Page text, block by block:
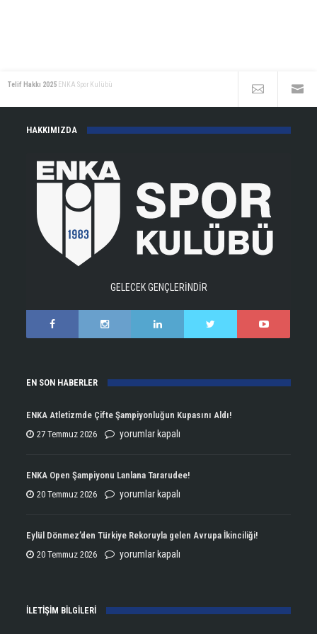
Telif Hakkı 2025 ENKA Spor Kulübü
HAKKIMIZDA
GELECEK GENÇLERİNDİR
EN SON HABERLER
ENKA Atletizmde Çifte Şampiyonluğun Kupasını Aldı!
27 Temmuz 2026
ENKA
Çifte
Şampiyonluğun
yorumlar kapalı
ENKA Open Şampiyonu Lanlana Tararudee!
20 Temmuz 2026
ENKA
Şampiyonu
Lanlana
yorumlar kapalı
Eylül Dönmez’den Türkiye Rekoruyla gelen Avrupa İkinciliği!
20 Temmuz 2026
Eylül
Rekoruyla
yorumlar kapalı
İLETİŞİM BİLGİLERİ